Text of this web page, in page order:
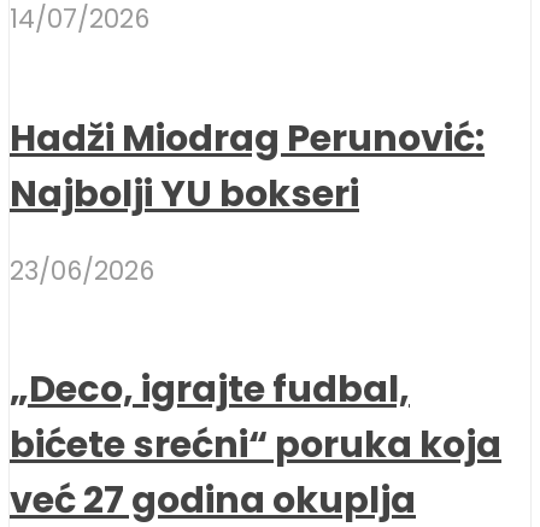
14/07/2026
Hadži Miodrag Perunović:
Najbolji YU bokseri
23/06/2026
„Deco, igrajte fudbal,
bićete srećni“ poruka koja
već 27 godina okuplja